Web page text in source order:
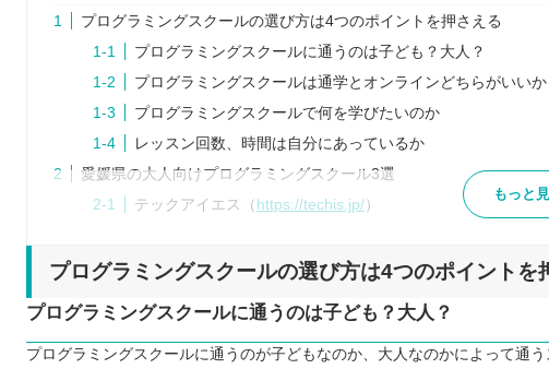
プログラミングスクールの選び方は4つのポイントを押さえる
プログラミングスクールに通うのは子ども？大人？
プログラミングスクールは通学とオンラインどちらがいいか
プログラミングスクールで何を学びたいのか
レッスン回数、時間は自分にあっているか
愛媛県の大人向けプログラミングスクール3選
テックアイエス（https://techis.jp/）
パソコン教室アビバ （https://www.aviva.co.jp/）
Swimmy （https://www.sai.co.jp/swimmy/）
TECH Chance （https://techchance.jp/）
もっと
プログラミングスクールの選び方は4つのポイントを
プログラミングスクールに通うのは子ども？大人？
プログラミングスクールに通うのが子どもなのか、大人なのかによって通う